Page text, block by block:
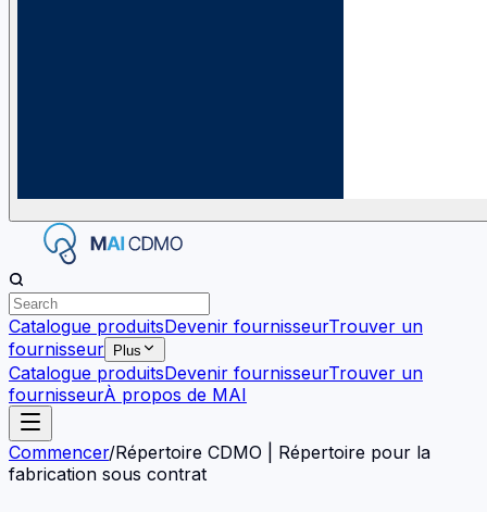
Catalogue produitsDevenir fournisseurTrouver un
fournisseur
Plus
Catalogue produitsDevenir fournisseurTrouver un
fournisseurÀ propos de MAI
Commencer/Répertoire CDMO | Répertoire pour la
fabrication sous contrat